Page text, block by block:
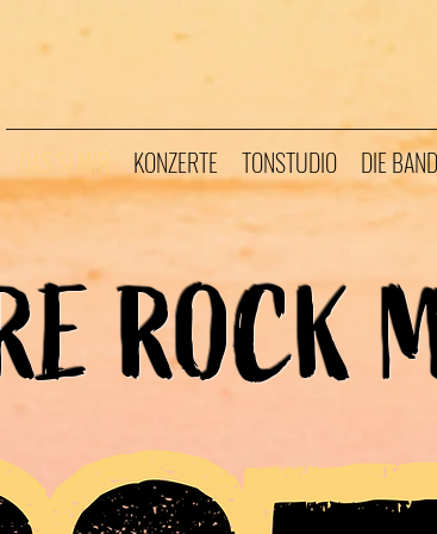
DAS SI MIR KONZERTE TONSTUDIO DIE BAND
ROCK